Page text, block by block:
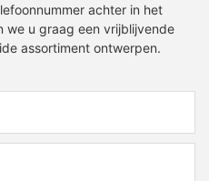
achter in het
we u graag een vrijblijvende
assortiment ontwerpen.